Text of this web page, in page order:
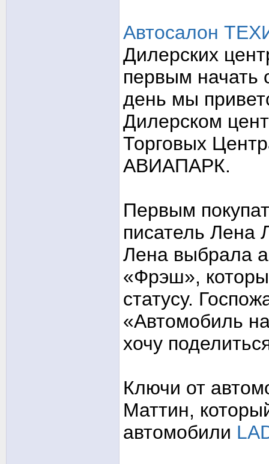
Автосалон
Дилерских
первым начать
день мы
Дилерском
Торговых
АВИАПАРК.
Первым
писатель Лена
Лена выбрала
«Фрэш»,
статусу.
«Автомобиль
хочу
Ключи от
Маттин,
автомобили